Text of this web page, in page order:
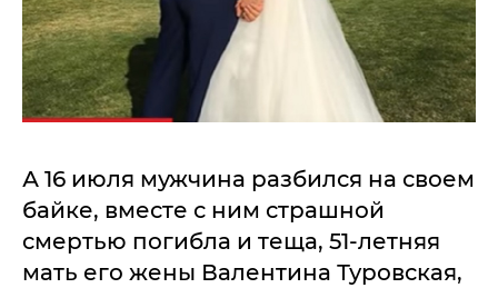
А 16 июля мужчина разбился на своем
байке, вместе с ним страшной
смертью погибла и теща, 51-летняя
мать его жены Валентина Туровская,